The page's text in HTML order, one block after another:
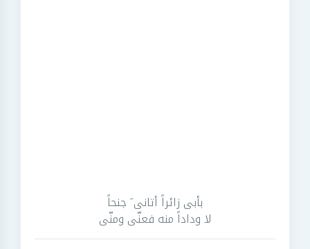
بأبى زائراً أتانى َ جنحاً
لا وداداً منه فعنّى ومنّى